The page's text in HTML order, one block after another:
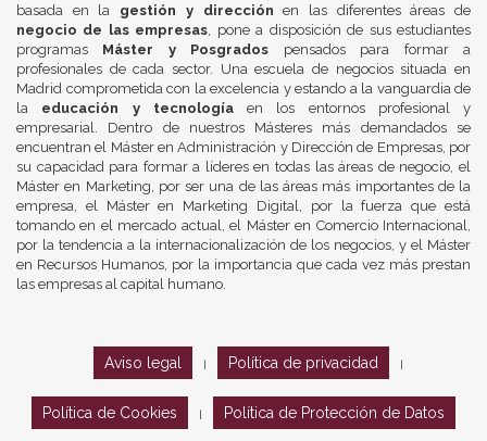
basada en la gestión y dirección en las diferentes áreas de
negocio de las empresas, pone a disposición de sus estudiantes
programas Máster y Posgrados pensados para formar a
profesionales de cada sector. Una escuela de negocios situada en
Madrid comprometida con la excelencia y estando a la vanguardia de
la educación y tecnologíaen los entornos profesional y
empresarial. Dentro de nuestros Másteres más demandados se
encuentran el Máster en Administración y Dirección de Empresas, por
su capacidad para formar a líderes en todas las áreas de negocio, el
Máster en Marketing, por ser una de las áreas más importantes de la
empresa, el Máster en Marketing Digital, por la fuerza que está
tomando en el mercado actual, el Máster en Comercio Internacional,
por la tendencia a la internacionalización de los negocios, y el Máster
en Recursos Humanos, por la importancia que cada vez más prestan
las empresas al capital humano.
Aviso legal Política de privacidad
Política de Cookies Política de Protección de Datos